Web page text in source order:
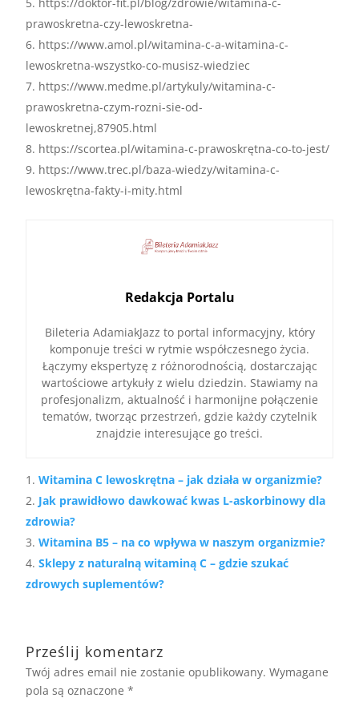
prawoskretna-czy-lewoskretna-
https://www.amol.pl/witamina-c-a-witamina-c-
lewoskretna-wszystko-co-musisz-wiedziec
https://www.medme.pl/artykuly/witamina-c-
prawoskretna-czym-rozni-sie-od-
lewoskretnej,87905.html
https://scortea.pl/witamina-c-prawoskrętna-co-to-jest/
https://www.trec.pl/baza-wiedzy/witamina-c-
lewoskrętna-fakty-i-mity.html
Redakcja Portalu
Bileteria AdamiakJazz to portal informacyjny, który
komponuje treści w rytmie współczesnego życia.
Łączymy ekspertyzę z różnorodnością, dostarczając
wartościowe artykuły z wielu dziedzin. Stawiamy na
profesjonalizm, aktualność i harmonijne połączenie
tematów, tworząc przestrzeń, gdzie każdy czytelnik
znajdzie interesujące go treści.
Witamina C lewoskrętna – jak działa w organizmie?
Jak prawidłowo dawkować kwas L-askorbinowy dla
zdrowia?
Witamina B5 – na co wpływa w naszym organizmie?
Sklepy z naturalną witaminą C – gdzie szukać
zdrowych suplementów?
Prześlij komentarz
Twój adres email nie zostanie opublikowany. Wymagane
pola są oznaczone*